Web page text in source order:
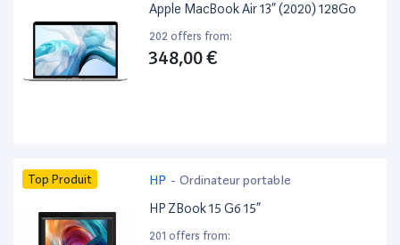
Apple MacBook Air 13” (2020) 128Go
202 offers from:
348,00 €
Top Produit HP - Ordinateur portable
HP ZBook 15 G6 15”
201 offers from: